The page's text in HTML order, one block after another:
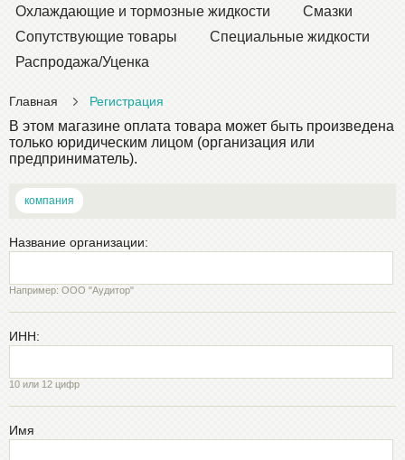
Охлаждающие и тормозные жидкости
Смазки
Сопутствующие товары
Специальные жидкости
Распродажа/Уценка
Главная Регистрация
В этом магазине оплата товара может быть произведена
только юридическим лицом (организация или
предприниматель).
компания
Название организации:
Например: ООО "Аудитор"
ИНН:
10 или 12 цифр
Имя